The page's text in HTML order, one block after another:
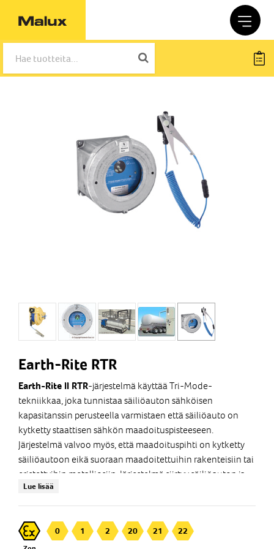
Earth-Rite RTR
Earth-Rite II RTR-järjestelmä käyttää Tri-Mode-
tekniikkaa, joka tunnistaa säiliöauton sähköisen
kapasitanssin perusteella varmistaen että säiliöauto on
kytketty staattisen sähkön maadoituspisteeseen.
Järjestelmä valvoo myös, että maadoituspihti on kytketty
säiliöautoon eikä suoraan maadoitettuihin rakenteisiin tai
eristettyihin metalliosiin. Järjestelmä siirtyy säiliöauton ja
staattisen maadoituspisteen välisen
maadoitusresistanssipiirin jatkuvaan valvontaan kun
Lue lisää
0 1 2 20 21 22